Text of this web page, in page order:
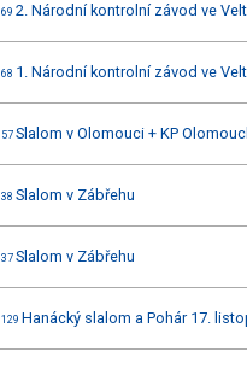
69 2. Národní kontrolní závod ve
68 1. Národní kontrolní závod ve
57 Slalom v Olomouci + KP
38 Slalom v Zábřehu
37 Slalom v Zábřehu
129 Hanácký slalom a Pohár 17.